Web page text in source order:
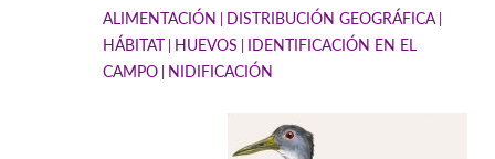
ALIMENTACIÓN
DISTRIBUCIÓN GEOGRÁFICA
HÁBITAT HUEVOS
IDENTIFICACIÓN EN EL
CAMPO NIDIFICACIÓN